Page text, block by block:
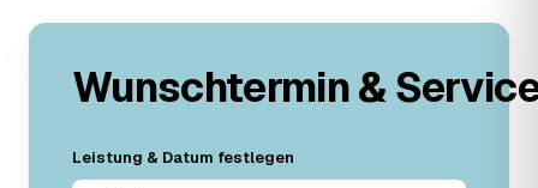
Wunschtermin &
Leistung & Datum festlegen